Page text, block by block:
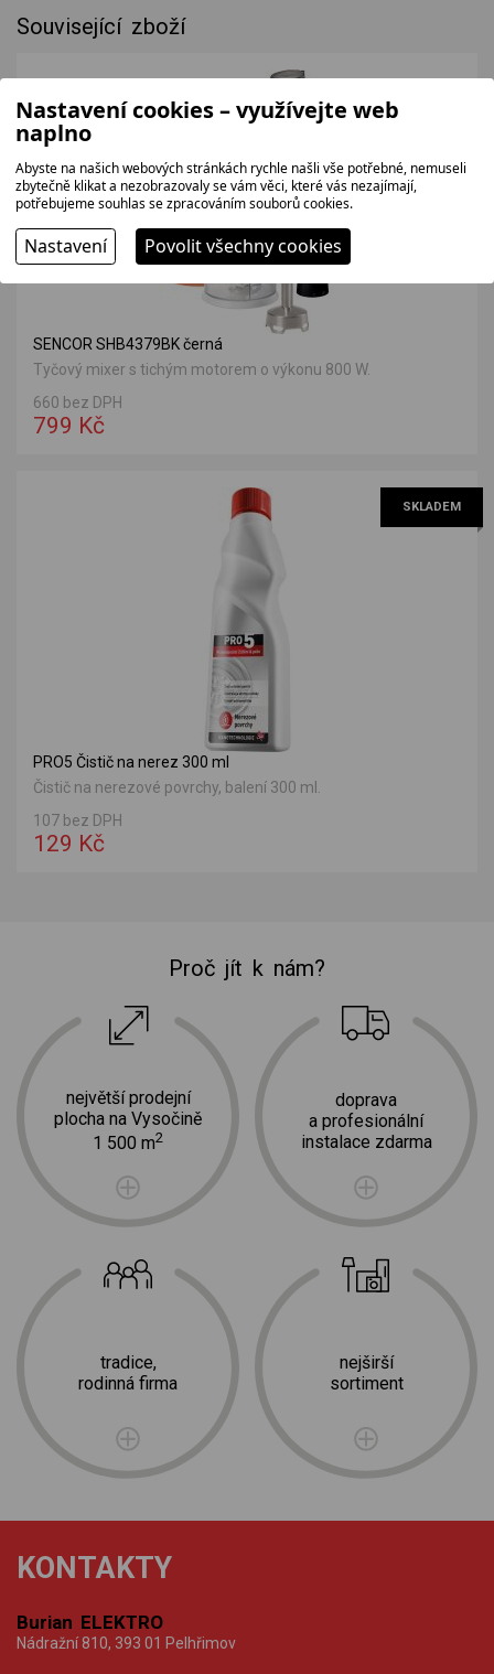
Související zboží
SENCOR SHB4379BK černá
Tyčový mixer s tichým motorem o výkonu 800 W.
660 bez DPH
799 Kč
SKLADEM
PRO5 Čistič na nerez 300 ml
Čistič na nerezové povrchy, balení 300 ml.
107 bez DPH
129 Kč
Proč jít k nám?
největší prodejní
plocha na Vysočině
1 500 m2
tradice,
rodinná firma
doprava
a profesionální
instalace zdarma
nejširší
sortiment
KONTAKTY
Burian ELEKTRO
Nádražní 810, 393 01 Pelhřimov
Nastavení cookies – využívejte web
naplno
Abyste na našich webových stránkách rychle našli vše potřebné, nemuseli
zbytečně klikat a nezobrazovaly se vám věci, které vás nezajímají,
potřebujeme souhlas se zpracováním souborů cookies.
Nastavení Povolit všechny cookies